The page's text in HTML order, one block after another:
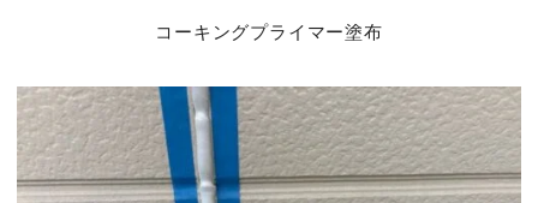
コーキングプライマー塗布